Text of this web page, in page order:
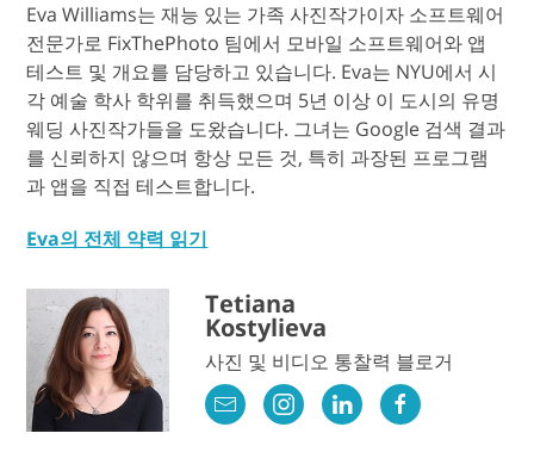
Eva Williams는 재능 있는 가족 사진작가이자 소프트웨어
전문가로 FixThePhoto 팀에서 모바일 소프트웨어와 앱
테스트 및 개요를 담당하고 있습니다. Eva는 NYU에서 시
각 예술 학사 학위를 취득했으며 5년 이상 이 도시의 유명
웨딩 사진작가들을 도왔습니다. 그녀는 Google 검색 결과
를 신뢰하지 않으며 항상 모든 것, 특히 과장된 프로그램
과 앱을 직접 테스트합니다.
Eva의 전체 약력 읽기
Tetiana
Kostylieva
사진 및 비디오 통찰력 블로거